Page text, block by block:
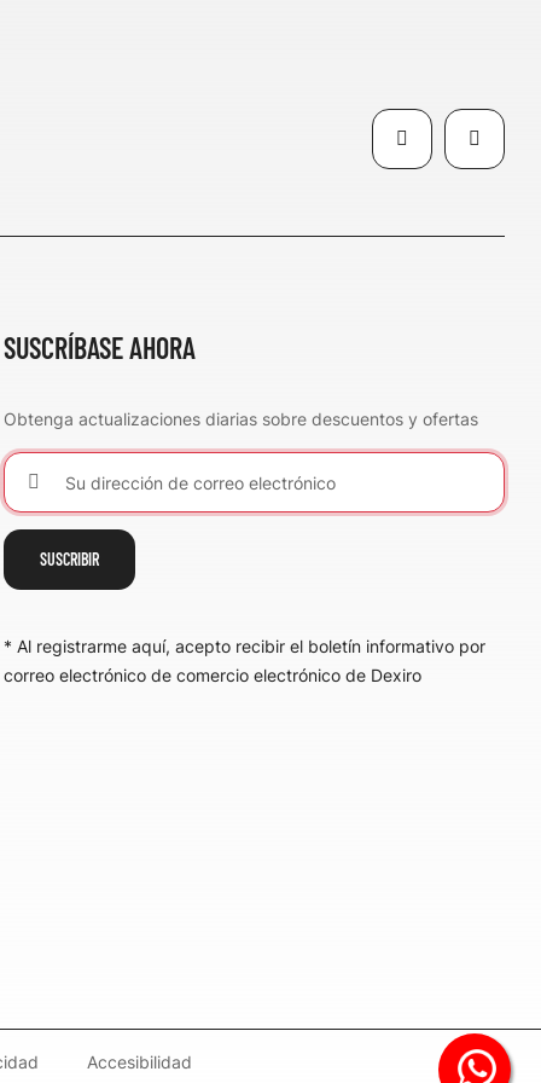
SUSCRÍBASE AHORA
Obtenga actualizaciones diarias sobre descuentos y ofertas
SUSCRIBIR
* Al registrarme aquí, acepto recibir el boletín informativo por
correo electrónico de comercio electrónico de Dexiro
Accesibilidad